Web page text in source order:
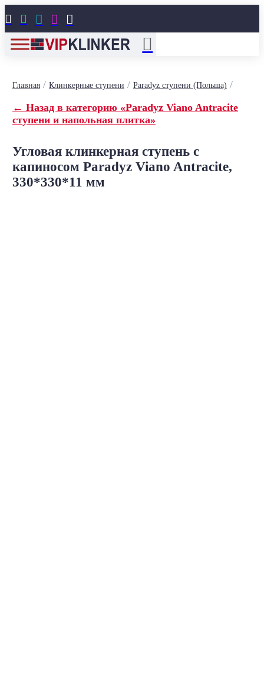
    
Главная/ Клинкерные ступени / Paradyz ступени (Польша) /
← Назад в категорию «Paradyz Viano Antracite
ступени и напольная плитка»
Угловая клинкерная ступень с
капиносом Paradyz Viano Antracite,
330*330*11 мм